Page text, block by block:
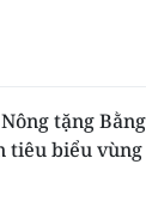
tặng
tiêu biểu